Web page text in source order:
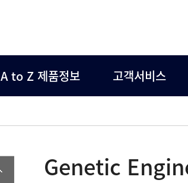
A to Z 제품정보 고객서비스
Genetic